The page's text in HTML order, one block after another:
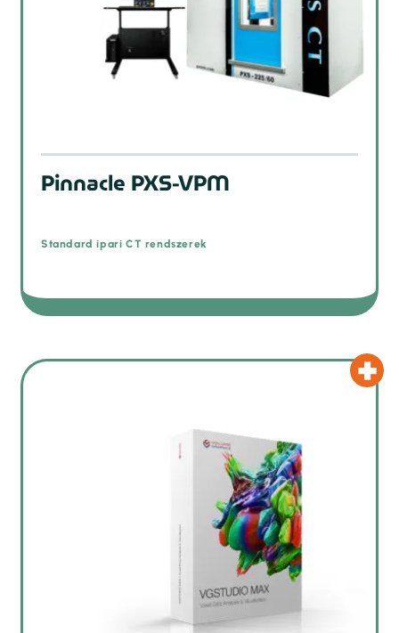
Pinnacle PXS-VPM
Standard ipari CT rendszerek